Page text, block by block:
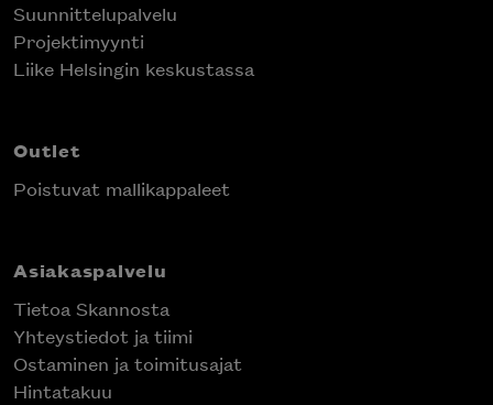
Suunnittelupalvelu
Projektimyynti
Liike Helsingin keskustassa
Outlet
Poistuvat mallikappaleet
Asiakaspalvelu
Tietoa Skannosta
Yhteystiedot ja tiimi
Ostaminen ja toimitusajat
Hintatakuu